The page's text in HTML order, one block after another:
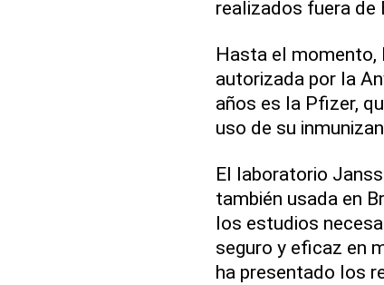
realizados fuera de
Hasta el momento,
autorizada por la
años es la Pfizer,
uso de su
El laboratorio
también usada en
los estudios
seguro y eficaz en
ha presentado los